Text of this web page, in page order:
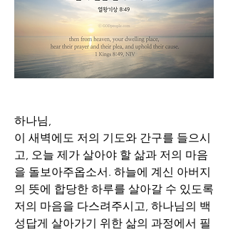
하나님,
이 새벽에도 저의 기도와 간구를 들으시
고, 오늘 제가 살아야 할 삶과 저의 마음
을 돌보아주옵소서. 하늘에 계신 아버지
의 뜻에 합당한 하루를 살아갈 수 있도록
저의 마음을 다스려주시고, 하나님의 백
성답게 살아가기 위한 삶의 과정에서 필